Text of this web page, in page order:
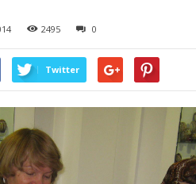
2495 0
Twitter